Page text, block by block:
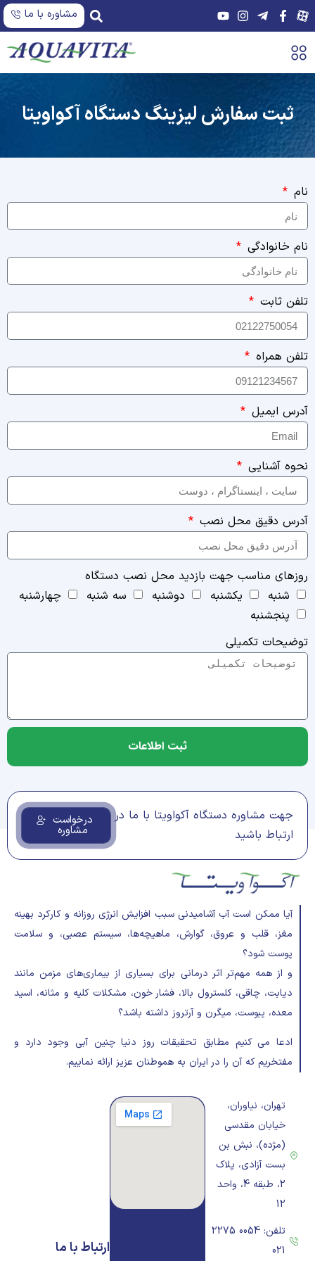
مشاوره با ما
ثبت سفارش لیزینگ دستگاه آکواویتا
نام
نام خانوادگی
تلفن ثابت
تلفن همراه
آدرس ایمیل
نحوه آشنایی
آدرس دقیق محل نصب
روزهای مناسب جهت بازدید محل نصب دستگاه
شنبه
یکشنبه دوشنبه سه شنبه
چهارشنبه
پنجشنبه
توضیحات تکمیلی
ثبت اطلاعات
جهت مشاوره دستگاه آکواویتا با ما در
ارتباط باشید
درخواست
مشاوره
آیا ممکن است آب آشامیدنی سبب افزایش انرژی روزانه و کارکرد بهینه
مغز، قلب و عروق، گوارش، ماهیچه‌ها، سیستم عصبی، و سلامت
پوست شود؟
و از همه مهم‌تر اثر درمانی برای بسیاری از بیماری‌های مزمن مانند
دیابت، چاقی، کلسترول بالا، فشار خون، مشکلات کلیه و مثانه، اسید
معده، یبوست، میگرن و آرتروز داشته باشد؟
ادعا می کنیم مطابق تحقیقات روز دنیا چنین آبی وجود دارد و
مفتخریم که آن را در ایران به هموطنان عزیز ارائه نماییم.
ارتباط با ما
تهران، نیاوران،
خیابان مقدسی
(مژده)، نبش بن
بست آزادی، پلاک
2، طبقه 4، واحد
12
تلفن: 0054 2275
021